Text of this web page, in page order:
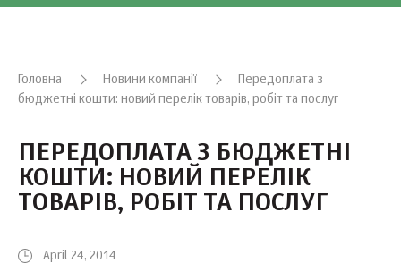
Головна Новини компанії
Передоплата з
бюджетні кошти: новий перелік товарів, робіт та послуг
ПЕРЕДОПЛАТА З БЮДЖЕТНІ
КОШТИ: НОВИЙ ПЕРЕЛІК
ТОВАРІВ, РОБІТ ТА ПОСЛУГ
April 24, 2014